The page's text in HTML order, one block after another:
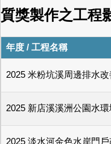
質獎製作之工程
年度 / 工程名稱
2025 米粉坑溪周邊排水
2025 新店溪溪洲公園水
2025 淡水河金色水岸門